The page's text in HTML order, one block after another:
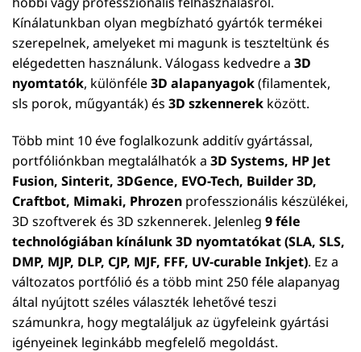
Kínálatunkban olyan megbízható gyártók termékei
szerepelnek, amelyeket mi magunk is teszteltünk és
elégedetten használunk. Válogass kedvedre a 3D
nyomtatók, különféle3D alapanyagok(filamentek,
sls porok, műgyanták) és 3D szkennerek között.
Több mint 10 éve foglalkozunk additív gyártással,
portfóliónkban megtalálhatók a 3D Systems, HP Jet
Fusion, Sinterit, 3DGence, EVO-Tech, Builder 3D,
Craftbot, Mimaki, Phrozen professzionális készülékei,
3D szoftverek és 3D szkennerek. Jelenleg 9 féle
technológiában kínálunk 3D nyomtatókat (SLA, SLS,
DMP, MJP, DLP, CJP, MJF, FFF, UV-curable Inkjet). Ez a
változatos portfólió és a több mint 250 féle alapanyag
által nyújtott széles választék lehetővé teszi
számunkra, hogy megtaláljuk az ügyfeleink gyártási
igényeinek leginkább megfelelő megoldást.